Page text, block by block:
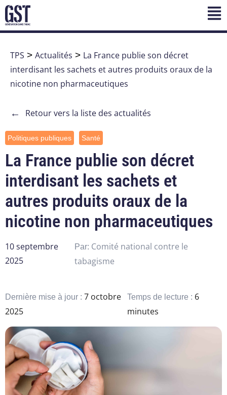
TPS > Actualités > La France publie son décret
interdisant les sachets et autres produits oraux de la
nicotine non pharmaceutiques
← Retour vers la liste des actualités
Politiques publiques Santé
La France publie son décret
interdisant les sachets et
autres produits oraux de la
nicotine non pharmaceutiques
10 septembre
2025
Par: Comité national contre le
tabagisme
Dernière mise à jour : 7 octobre
2025
Temps de lecture : 6
minutes